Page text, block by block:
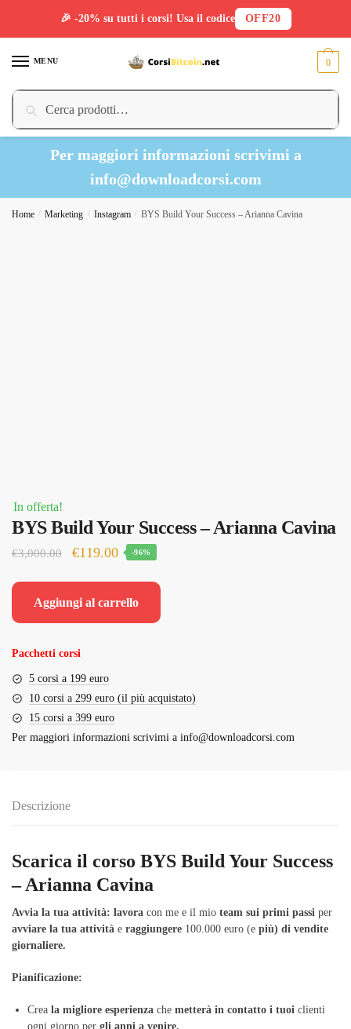
MENU
Cerca:
Cerca
0
Per maggiori informazioni scrivimi a
info@downloadcorsi.com
Home / Marketing / Instagram / BYS Build Your Success – Arianna Cavina
In offerta!
BYS Build Your Success – Arianna Cavina
€3,000.00
Il
originale
€119.00Il
attuale
-96%
Aggiungi al carrello
Pacchetti corsi
5 corsi a 199 euro
10 corsi a 299 euro (il più acquistato)
15 corsi a 399 euro
Per maggiori informazioni scrivimi a info@downloadcorsi.com
Descrizione
Scarica il corso BYS Build Your Success
– Arianna Cavina
Avvia la tua attività: lavora con me e il mio team sui primi passi per
avviare la tua attività e raggiungere 100.000 euro (e più) di vendite
giornaliere.
Pianificazione:
Crea la migliore esperienza che metterà in contatto i tuoi clienti
ogni giorno per gli anni a venire.
🎉 -20% su tutti i corsi! Usa il codice OFF20